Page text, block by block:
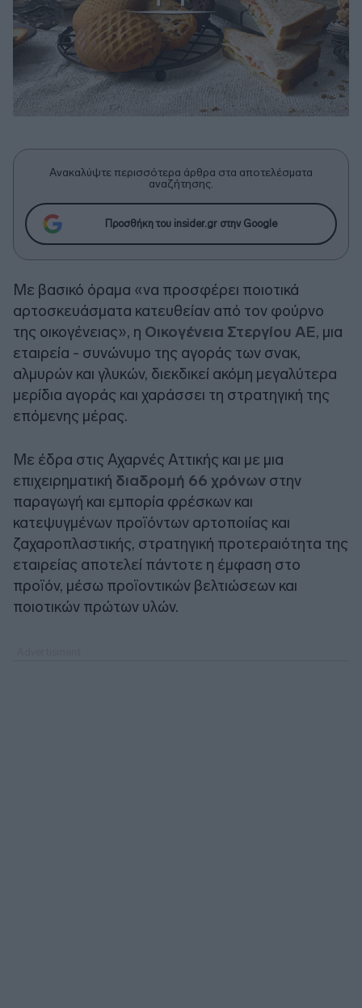
Ανακαλύψτε περισσότερα άρθρα στα αποτελέσματα
αναζήτησης.
Προσθήκη του insider.gr στην Google
Με βασικό όραμα «να προσφέρει ποιοτικά
αρτοσκευάσματα κατευθείαν από τον φούρνο
της οικογένειας», η Οικογένεια Στεργίου ΑΕ, μια
εταιρεία - συνώνυμο της αγοράς των σνακ,
αλμυρών και γλυκών, διεκδικεί ακόμη μεγαλύτερα
μερίδια αγοράς και χαράσσει τη στρατηγική της
επόμενης μέρας.
Με έδρα στις Αχαρνές Αττικής και με μια
επιχειρηματική διαδρομή 66 χρόνων στην
παραγωγή και εμπορία φρέσκων και
κατεψυγμένων προϊόντων αρτοποιίας και
ζαχαροπλαστικής, στρατηγική προτεραιότητα της
εταιρείας αποτελεί πάντοτε η έμφαση στο
προϊόν, μέσω προϊοντικών βελτιώσεων και
ποιοτικών πρώτων υλών.